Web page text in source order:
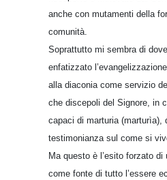
anche con mutamenti della
comunità.
Soprattutto mi sembra di
enfatizzato
alla diaconia come servizio
che discepoli del Signore, in
capaci di marturia (marturìa),
testimonianza sul come si
Ma questo è l’esito forzato
come fonte di tutto l’essere